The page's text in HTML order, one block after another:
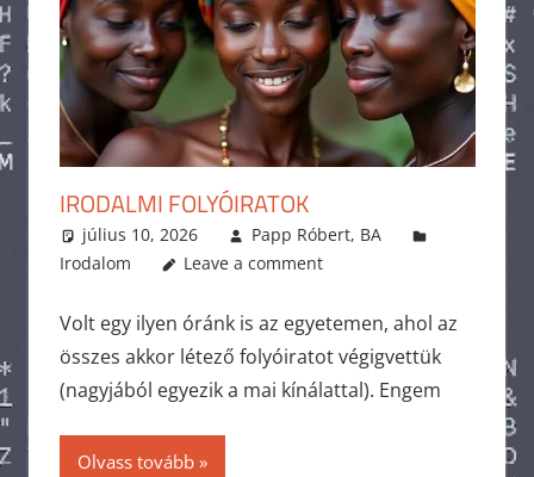
IRODALMI FOLYÓIRATOK
július 10, 2026
Papp Róbert, BA
Irodalom
Leave a comment
Volt egy ilyen óránk is az egyetemen, ahol az
összes akkor létező folyóiratot végigvettük
(nagyjából egyezik a mai kínálattal). Engem
Olvass tovább